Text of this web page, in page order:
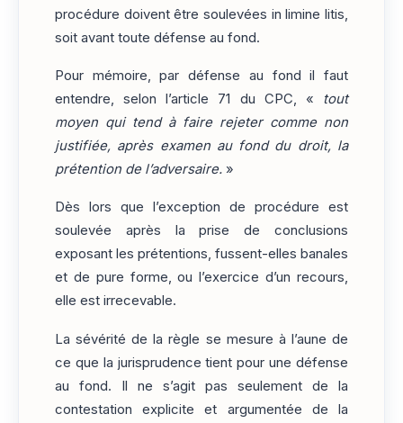
procédure doivent être soulevées in limine litis,
soit avant toute défense au fond.
Pour mémoire, par défense au fond il faut
entendre, selon l’article 71 du CPC, « tout
moyen qui tend à faire rejeter comme non
justifiée, après examen au fond du droit, la
prétention de l’adversaire. »
Dès lors que l’exception de procédure est
soulevée après la prise de conclusions
exposant les prétentions, fussent-elles banales
et de pure forme, ou l’exercice d’un recours,
elle est irrecevable.
La sévérité de la règle se mesure à l’aune de
ce que la jurisprudence tient pour une défense
au fond. Il ne s’agit pas seulement de la
contestation explicite et argumentée de la